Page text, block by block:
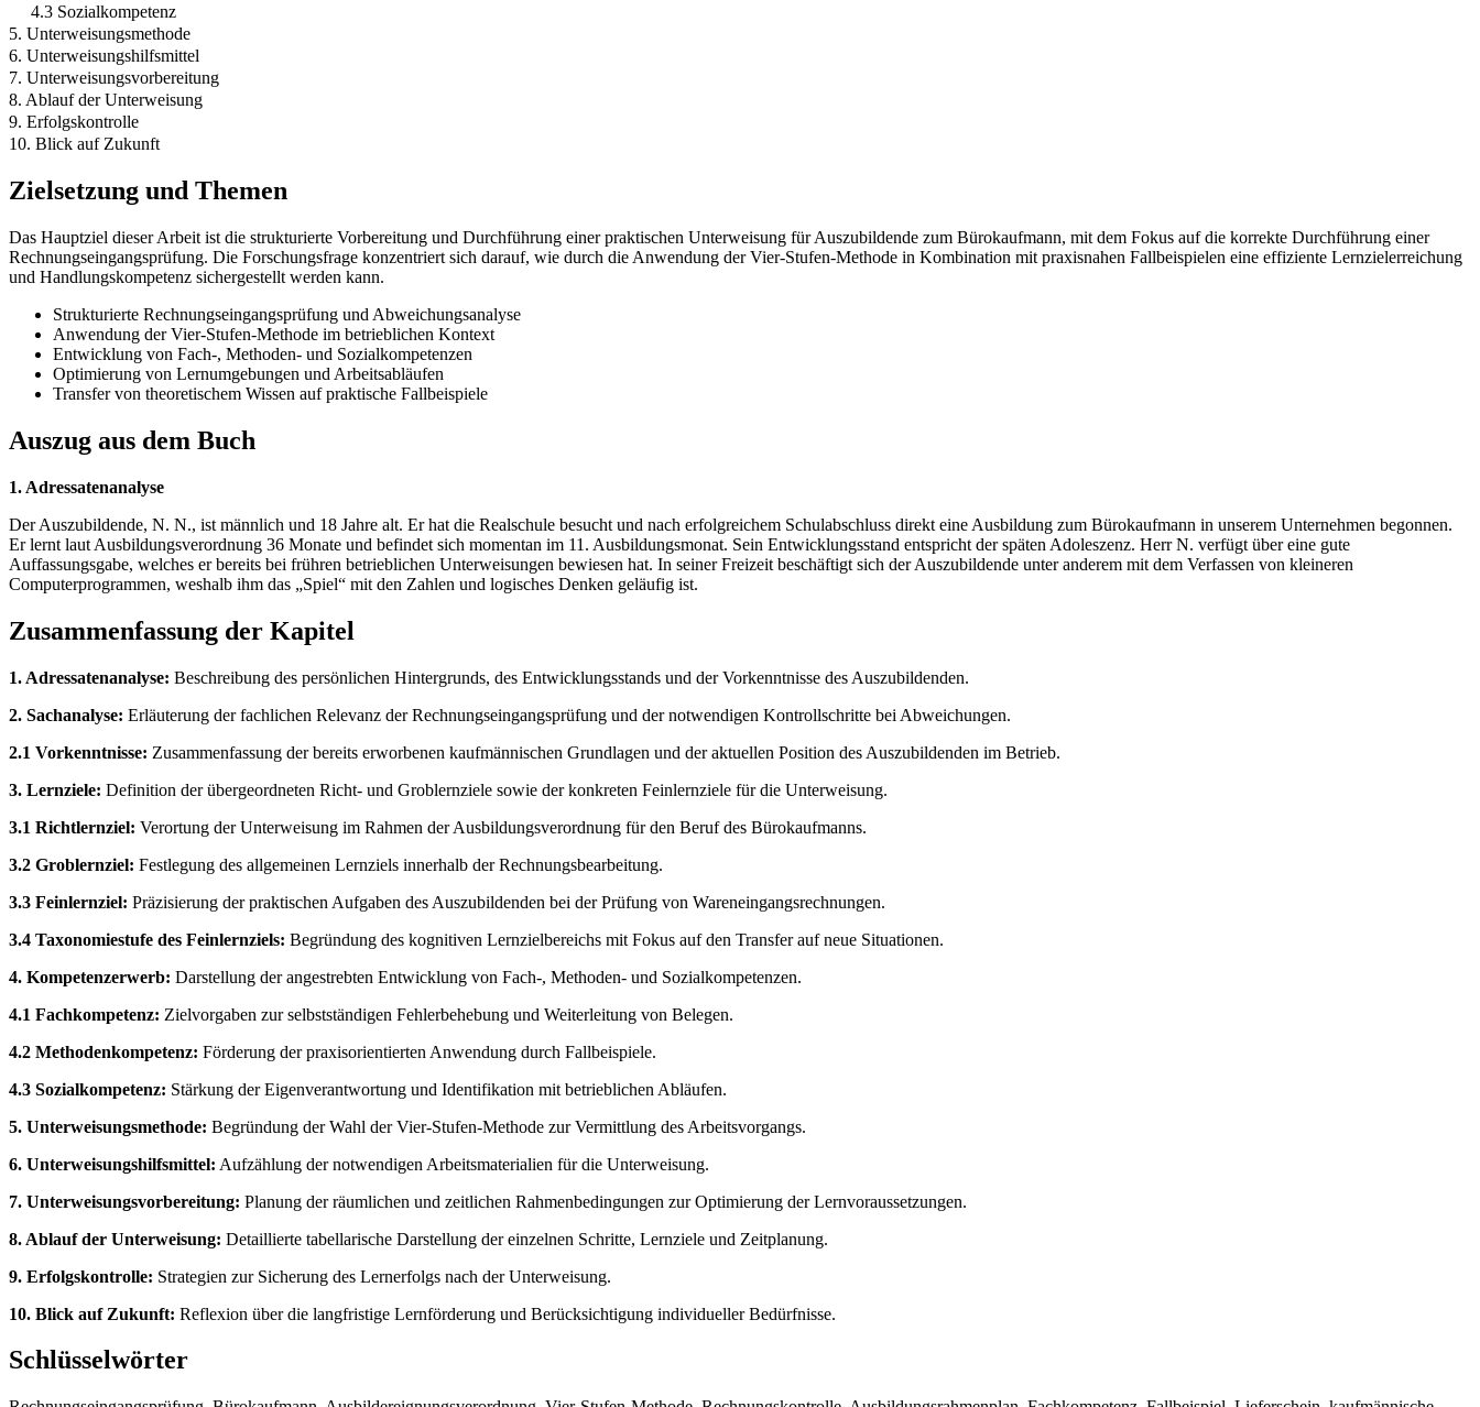
4.3 Sozialkompetenz
5. Unterweisungsmethode
6. Unterweisungshilfsmittel
7. Unterweisungsvorbereitung
8. Ablauf der Unterweisung
9. Erfolgskontrolle
10. Blick auf Zukunft
Zielsetzung und Themen
Das Hauptziel dieser Arbeit ist die strukturierte Vorbereitung und Durchführung einer praktischen Unterweisung für Auszubildende zum Bürokaufmann, mit dem Fokus auf die korrekte Durchführung einer
Rechnungseingangsprüfung. Die Forschungsfrage konzentriert sich darauf, wie durch die Anwendung der Vier-Stufen-Methode in Kombination mit praxisnahen Fallbeispielen eine effiziente Lernzielerreichung
und Handlungskompetenz sichergestellt werden kann.
Strukturierte Rechnungseingangsprüfung und Abweichungsanalyse
Anwendung der Vier-Stufen-Methode im betrieblichen Kontext
Entwicklung von Fach-, Methoden- und Sozialkompetenzen
Optimierung von Lernumgebungen und Arbeitsabläufen
Transfer von theoretischem Wissen auf praktische Fallbeispiele
Auszug aus dem Buch
1. Adressatenanalyse
Der Auszubildende, N. N., ist männlich und 18 Jahre alt. Er hat die Realschule besucht und nach erfolgreichem Schulabschluss direkt eine Ausbildung zum Bürokaufmann in unserem Unternehmen begonnen.
Er lernt laut Ausbildungsverordnung 36 Monate und befindet sich momentan im 11. Ausbildungsmonat. Sein Entwicklungsstand entspricht der späten Adoleszenz. Herr N. verfügt über eine gute
Auffassungsgabe, welches er bereits bei frühren betrieblichen Unterweisungen bewiesen hat. In seiner Freizeit beschäftigt sich der Auszubildende unter anderem mit dem Verfassen von kleineren
Computerprogrammen, weshalb ihm das „Spiel“ mit den Zahlen und logisches Denken geläufig ist.
Zusammenfassung der Kapitel
1. Adressatenanalyse: Beschreibung des persönlichen Hintergrunds, des Entwicklungsstands und der Vorkenntnisse des Auszubildenden.
2. Sachanalyse: Erläuterung der fachlichen Relevanz der Rechnungseingangsprüfung und der notwendigen Kontrollschritte bei Abweichungen.
2.1 Vorkenntnisse: Zusammenfassung der bereits erworbenen kaufmännischen Grundlagen und der aktuellen Position des Auszubildenden im Betrieb.
3. Lernziele: Definition der übergeordneten Richt- und Groblernziele sowie der konkreten Feinlernziele für die Unterweisung.
3.1 Richtlernziel: Verortung der Unterweisung im Rahmen der Ausbildungsverordnung für den Beruf des Bürokaufmanns.
3.2 Groblernziel: Festlegung des allgemeinen Lernziels innerhalb der Rechnungsbearbeitung.
3.3 Feinlernziel: Präzisierung der praktischen Aufgaben des Auszubildenden bei der Prüfung von Wareneingangsrechnungen.
3.4 Taxonomiestufe des Feinlernziels: Begründung des kognitiven Lernzielbereichs mit Fokus auf den Transfer auf neue Situationen.
4. Kompetenzerwerb: Darstellung der angestrebten Entwicklung von Fach-, Methoden- und Sozialkompetenzen.
4.1 Fachkompetenz: Zielvorgaben zur selbstständigen Fehlerbehebung und Weiterleitung von Belegen.
4.2 Methodenkompetenz: Förderung der praxisorientierten Anwendung durch Fallbeispiele.
4.3 Sozialkompetenz: Stärkung der Eigenverantwortung und Identifikation mit betrieblichen Abläufen.
5. Unterweisungsmethode: Begründung der Wahl der Vier-Stufen-Methode zur Vermittlung des Arbeitsvorgangs.
6. Unterweisungshilfsmittel: Aufzählung der notwendigen Arbeitsmaterialien für die Unterweisung.
7. Unterweisungsvorbereitung: Planung der räumlichen und zeitlichen Rahmenbedingungen zur Optimierung der Lernvoraussetzungen.
8. Ablauf der Unterweisung: Detaillierte tabellarische Darstellung der einzelnen Schritte, Lernziele und Zeitplanung.
9. Erfolgskontrolle: Strategien zur Sicherung des Lernerfolgs nach der Unterweisung.
10. Blick auf Zukunft: Reflexion über die langfristige Lernförderung und Berücksichtigung individueller Bedürfnisse.
Schlüsselwörter